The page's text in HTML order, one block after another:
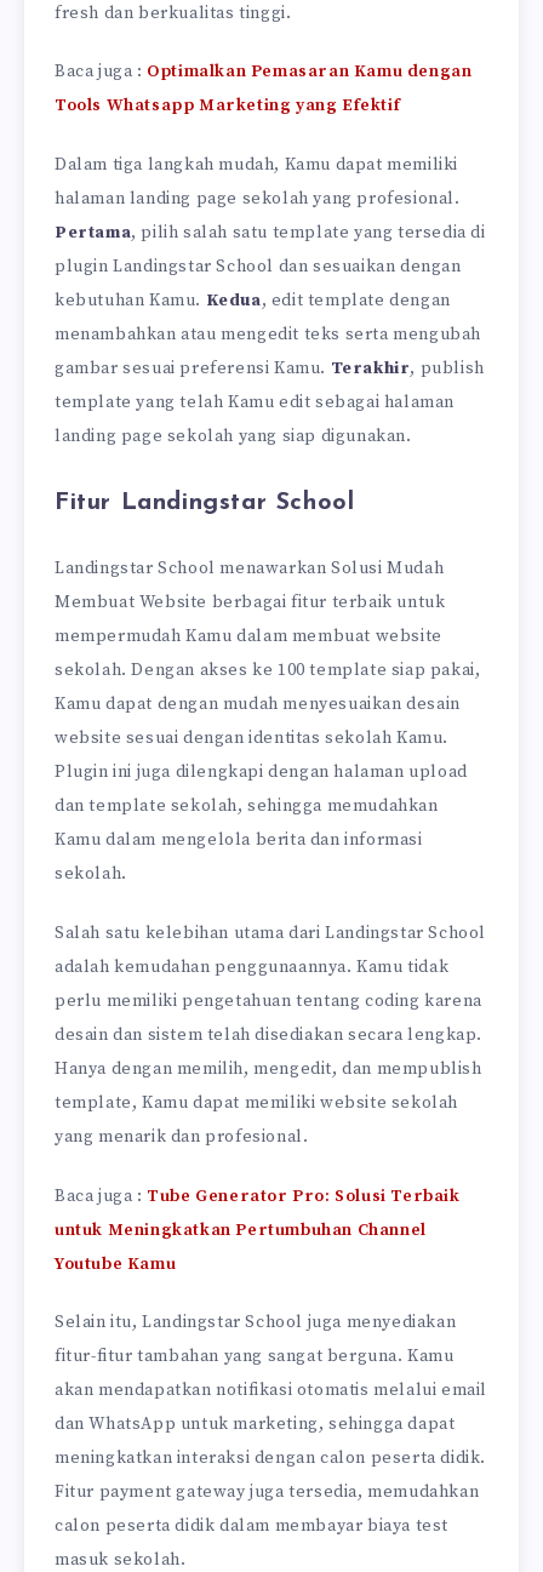
fresh dan berkualitas tinggi.
Baca juga : Optimalkan Pemasaran Kamu dengan
Tools Whatsapp Marketing yang Efektif
Dalam tiga langkah mudah, Kamu dapat memiliki
halaman landing page sekolah yang profesional.
Pertama, pilih salah satu template yang tersedia di
plugin Landingstar School dan sesuaikan dengan
kebutuhan Kamu. Kedua, edit template dengan
menambahkan atau mengedit teks serta mengubah
gambar sesuai preferensi Kamu. Terakhir, publish
template yang telah Kamu edit sebagai halaman
landing page sekolah yang siap digunakan.
Fitur Landingstar School
Landingstar School menawarkan Solusi Mudah
Membuat Website berbagai fitur terbaik untuk
mempermudah Kamu dalam membuat website
sekolah. Dengan akses ke 100 template siap pakai,
Kamu dapat dengan mudah menyesuaikan desain
website sesuai dengan identitas sekolah Kamu.
Plugin ini juga dilengkapi dengan halaman upload
dan template sekolah, sehingga memudahkan
Kamu dalam mengelola berita dan informasi
sekolah.
Salah satu kelebihan utama dari Landingstar School
adalah kemudahan penggunaannya. Kamu tidak
perlu memiliki pengetahuan tentang coding karena
desain dan sistem telah disediakan secara lengkap.
Hanya dengan memilih, mengedit, dan mempublish
template, Kamu dapat memiliki website sekolah
yang menarik dan profesional.
Baca juga : Tube Generator Pro: Solusi Terbaik
untuk Meningkatkan Pertumbuhan Channel
Youtube Kamu
Selain itu, Landingstar School juga menyediakan
fitur-fitur tambahan yang sangat berguna. Kamu
akan mendapatkan notifikasi otomatis melalui email
dan WhatsApp untuk marketing, sehingga dapat
meningkatkan interaksi dengan calon peserta didik.
Fitur payment gateway juga tersedia, memudahkan
calon peserta didik dalam membayar biaya test
masuk sekolah.